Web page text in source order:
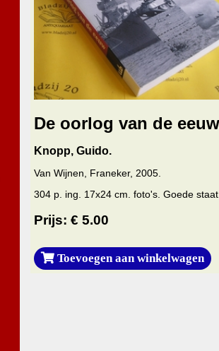
De oorlog van de
Knopp, Guido.
Van Wijnen, Franeker, 2005.
304 p. ing. 17x24 cm. foto's. Goede staat.
Prijs: € 5.00
Toevoegen aan winkelwagen